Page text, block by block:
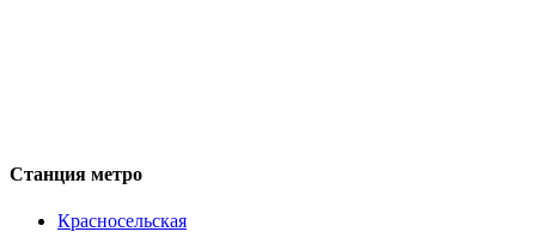
Станция метро
Красносельская